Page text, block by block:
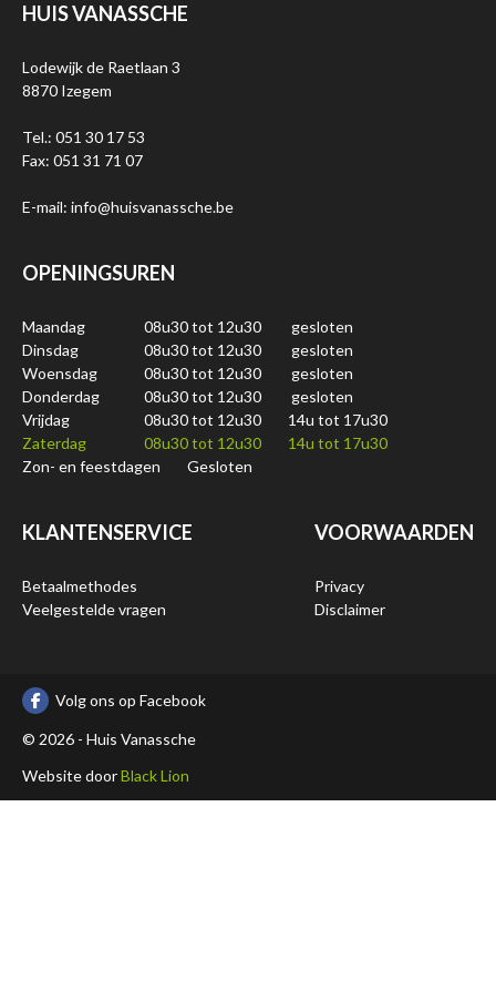
HUIS VANASSCHE
Lodewijk de Raetlaan 3
8870 Izegem
Tel.: 051 30 17 53
Fax: 051 31 71 07
E-mail: info@huisvanassche.be
OPENINGSUREN
Maandag 08u30 tot 12u30
gesloten
Dinsdag
08u30 tot 12u30
gesloten
Woensdag
08u30 tot 12u30
gesloten
Donderdag
08u30 tot 12u30
gesloten
Vrijdag
08u30 tot 12u30
14u tot 17u30
Zaterdag
08u30 tot 12u30
14u tot 17u30
Zon- en feestdagen
Gesloten
KLANTENSERVICE
Betaalmethodes
Veelgestelde vragen
VOORWAARDEN
Privacy
Disclaimer
Volg ons op Facebook
© 2026 - Huis Vanassche
Website doorBlack Lion